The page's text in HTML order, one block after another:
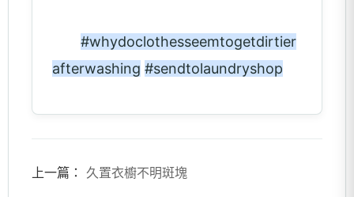
#whydoclothesseemtogetdirtier
afterwashing #sendtolaundryshop
上一篇： 久置衣櫥不明斑塊